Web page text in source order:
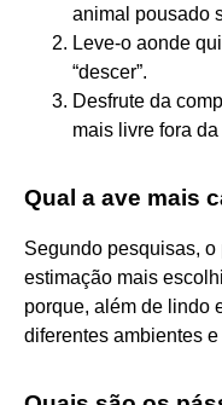
animal pousado
Leve-o aonde
“descer”.
Desfrute da
mais livre fora
Qual a ave mais
Segundo pesquisas,
estimação mais
porque, além de lindo
diferentes ambientes